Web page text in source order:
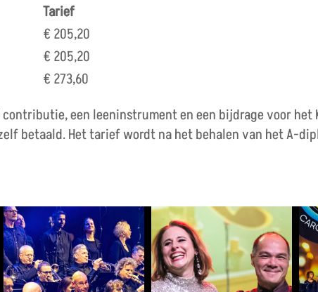
Tarief
€ 205,20
€ 205,20
€ 273,60
een leeninstrument en een bijdrage voor het
betaald. Het tarief wordt na het behalen van het A-